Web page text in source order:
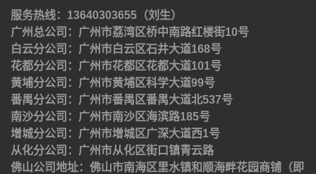
服务热线：13640303655（刘生）
广州总公司：广州市荔湾区桥中南路红楼街10号
白云分公司：广州市白云区石井大道168号
花都分公司：广州市花都区花都大道101号
黄埔分公司：广州市黄埔区科学大道99号
番禺分公司：广州市番禺区番禺大道北537号
南沙分公司：广州市南沙区海滨路185号
增城分公司：广州市增城区广深大道西1号
从化分公司：广州市从化区街口镇青云路
佛山公司地址：佛山市南海区里水镇和顺海畔花园商铺（即